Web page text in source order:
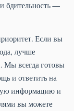
бдительность —
Если вы
лучше
Мы всегда готовы
и ответить на
информацию и
вы можете